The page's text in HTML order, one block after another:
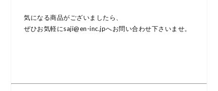
気になる商品がございましたら、
ぜひお気軽にsaji@en-inc.jpへお問い合わせ下さいませ。